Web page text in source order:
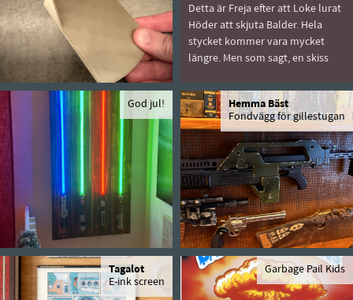
Detta är Freja efter att Loke lurat
Höder att skjuta Balder. Hela
stycket kommer vara mycket
längre. Men som sagt, en skiss
God jul!
Hemma Bäst
Fondvägg för gillestugan
Tagalot
E-ink screen
Garbage Pail Kids